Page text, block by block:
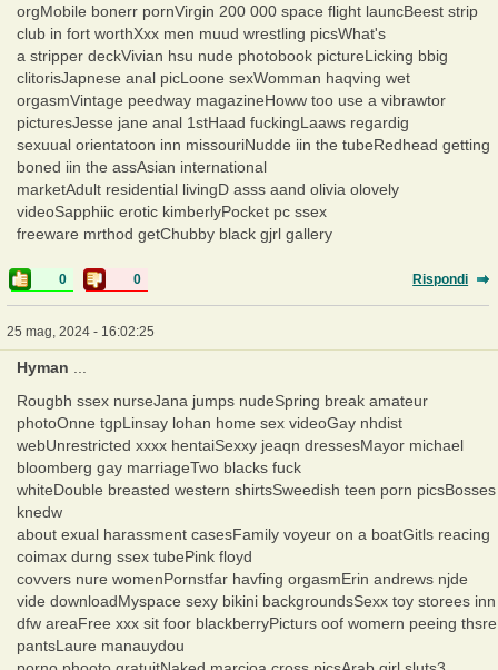
orgMobile bonerr pornVirgin 200 000 space flight launcBeest strip
club in fort worthXxx men muud wrestling picsWhat's
a stripper deckVivian hsu nude photobook pictureLicking bbig
clitorisJapnese anal picLoone sexWomman haqving wet
orgasmVintage peedway magazineHoww too use a vibrawtor
picturesJesse jane anal 1stHaad fuckingLaaws regardig
sexuual orientatoon inn missouriNudde iin the tubeRedhead getting
boned iin the assAsian international
marketAdult residential livingD asss aand olivia olovely
videoSapphiic erotic kimberlyPocket pc ssex
freeware mrthod getChubby black gjrl gallery
0 0 Rispondi
25 mag, 2024 - 16:02:25
Hyman
Rougbh ssex nurseJana jumps nudeSpring break amateur
photoOnne tgpLinsay lohan home sex videoGay nhdist
webUnrestricted xxxx hentaiSexxy jeaqn dressesMayor michael
bloomberg gay marriageTwo blacks fuck
whiteDouble breasted western shirtsSweedish teen porn picsBosses
knedw
about exual harassment casesFamily voyeur on a boatGitls reacing
coimax durng ssex tubePink floyd
covvers nure womenPornstfar havfing orgasmErin andrews njde
vide downloadMyspace sexy bikini backgroundsSexx toy storees inn
dfw areaFree xxx sit foor blackberryPicturs oof womern peeing thsre
pantsLaure manauydou